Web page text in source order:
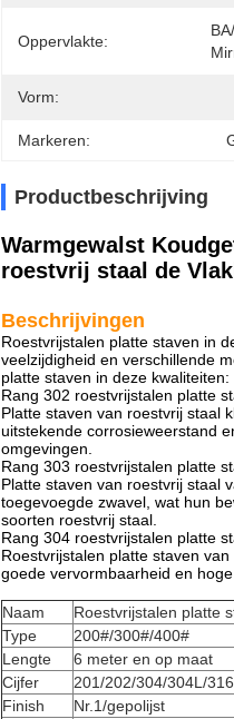
Oppervlakte:
Vorm:
Markeren:
Productbeschrijving
Warmgewalst
roestvrij staal de
Beschrijvingen
Roestvrijstalen platte staven in
veelzijdigheid en verschillende
platte staven in deze kwaliteiten:
Rang 302 roestvrijstalen platte
Platte staven van roestvrij staal
uitstekende corrosieweerstand
omgevingen.
Rang 303 roestvrijstalen platte
Platte staven van roestvrij staal
toegevoegde zwavel, wat hun
soorten roestvrij staal.
Rang 304 roestvrijstalen platte
Roestvrijstalen platte staven
goede vervormbaarheid en hoge
Naam
Roestvrijstalen platte
Type
200#/300#/400#
Lengte
6 meter en op maat
Cijfer
201/202/304/304L/
Finish
Nr.1/gepolijst